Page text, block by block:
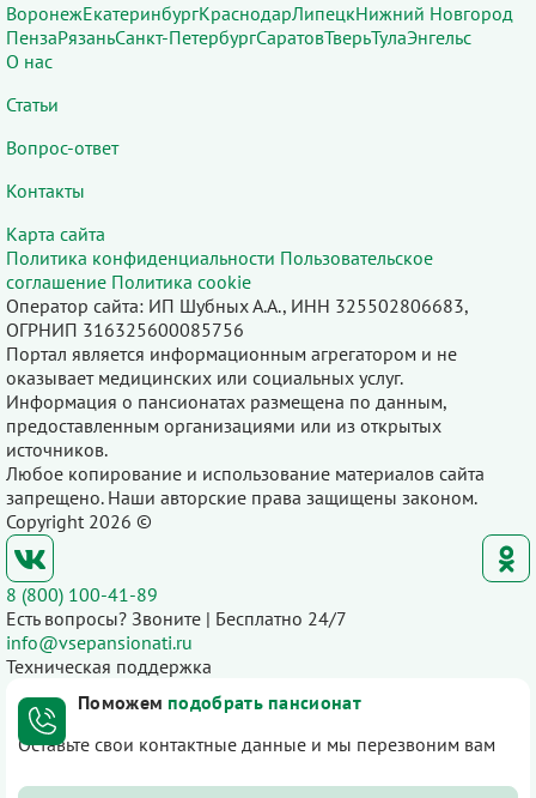
ВоронежЕкатеринбургКраснодарЛипецкНижний Новгород
ПензаРязаньСанкт-ПетербургСаратовТверьТулаЭнгельс
О нас
Статьи
Вопрос-ответ
Контакты
Карта сайта
Политика конфиденциальности Пользовательское
соглашение Политика cookie
Оператор сайта: ИП Шубных А.А., ИНН 325502806683,
ОГРНИП 316325600085756
Портал является информационным агрегатором и не
оказывает медицинских или социальных услуг.
Информация о пансионатах размещена по данным,
предоставленным организациями или из открытых
источников.
Любое копирование и использование материалов сайта
запрещено. Наши авторские права защищены законом.
Copyright 2026 ©
8 (800) 100-41-89
Есть вопросы? Звоните | Бесплатно 24/7
info@vsepansionati.ru
Техническая поддержка
Поможем подобрать пансионат
Оставьте свои контактные данные и мы перезвоним вам